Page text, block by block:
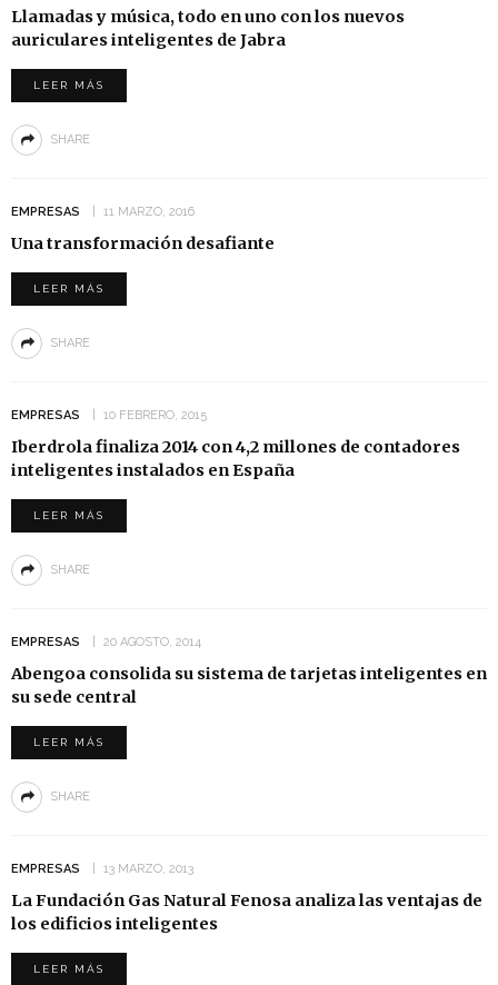
Llamadas y música, todo en uno con los nuevos
auriculares inteligentes de Jabra
LEER MÁS
SHARE
EMPRESAS 11 MARZO, 2016
Una transformación desafiante
LEER MÁS
SHARE
EMPRESAS 10 FEBRERO, 2015
Iberdrola finaliza 2014 con 4,2 millones de contadores
inteligentes instalados en España
LEER MÁS
SHARE
EMPRESAS 20 AGOSTO, 2014
Abengoa consolida su sistema de tarjetas inteligentes en
su sede central
LEER MÁS
SHARE
EMPRESAS 13 MARZO, 2013
La Fundación Gas Natural Fenosa analiza las ventajas de
los edificios inteligentes
LEER MÁS